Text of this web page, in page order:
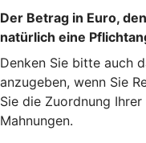
Der Betrag in Euro,
natürlich eine
Denken Sie bitte auch
anzugeben, wenn Sie
Sie die Zuordnung
Mahnungen.